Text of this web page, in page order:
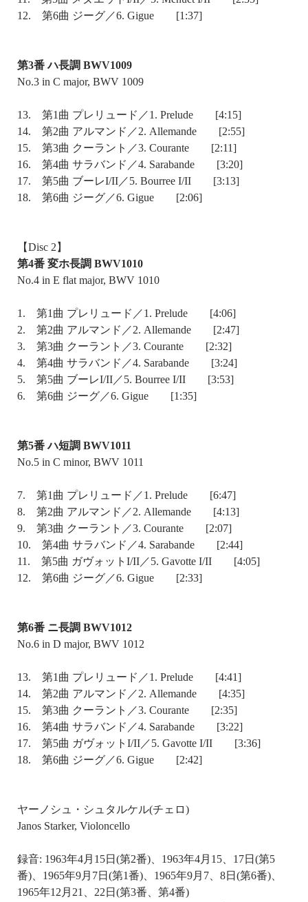
12. 第6曲 ジーグ／6. Gigue [1:37]
第3番 ハ長調 BWV1009
No.3 in C major, BWV 1009
13. 第1曲 プレリュード／1. Prelude [4:15]
14. 第2曲 アルマンド／2. Allemande [2:55]
15. 第3曲 クーラント／3. Courante [2:11]
16. 第4曲 サラバンド／4. Sarabande [3:20]
17. 第5曲 ブーレI/II／5. Bourree I/II [3:13]
18. 第6曲 ジーグ／6. Gigue [2:06]
【Disc 2】
第4番 変ホ長調 BWV1010
No.4 in E flat major, BWV 1010
1. 第1曲 プレリュード／1. Prelude [4:06]
2. 第2曲 アルマンド／2. Allemande [2:47]
3. 第3曲 クーラント／3. Courante [2:32]
4. 第4曲 サラバンド／4. Sarabande [3:24]
5. 第5曲 ブーレI/II／5. Bourree I/II [3:53]
6. 第6曲 ジーグ／6. Gigue [1:35]
第5番 ハ短調 BWV1011
No.5 in C minor, BWV 1011
7. 第1曲 プレリュード／1. Prelude [6:47]
8. 第2曲 アルマンド／2. Allemande [4:13]
9. 第3曲 クーラント／3. Courante [2:07]
10. 第4曲 サラバンド／4. Sarabande [2:44]
11. 第5曲 ガヴォットI/II／5. Gavotte I/II [4:05]
12. 第6曲 ジーグ／6. Gigue [2:33]
第6番 ニ長調 BWV1012
No.6 in D major, BWV 1012
13. 第1曲 プレリュード／1. Prelude [4:41]
14. 第2曲 アルマンド／2. Allemande [4:35]
15. 第3曲 クーラント／3. Courante [2:35]
16. 第4曲 サラバンド／4. Sarabande [3:22]
17. 第5曲 ガヴォットI/II／5. Gavotte I/II [3:36]
18. 第6曲 ジーグ／6. Gigue [2:42]
ヤーノシュ・シュタルケル(チェロ)
Janos Starker, Violoncello
録音: 1963年4月15日(第2番)、1963年4月15、17日(第5
番)、1965年9月7日(第1番)、1965年9月7、8日(第6番)、
1965年12月21、22日(第3番、第4番)